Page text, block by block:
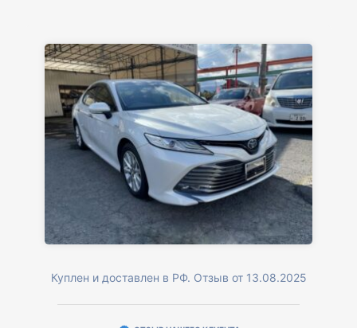
Куплен и доставлен в РФ. Отзыв от 13.08.2025